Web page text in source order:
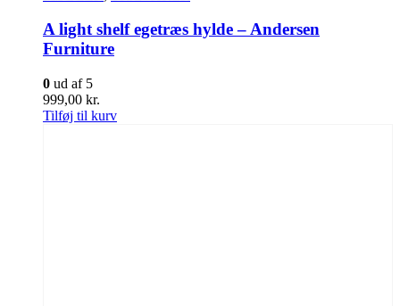
A light shelf egetræs hylde – Andersen
Furniture
0 ud af 5
999,00 kr.
Tilføj til kurv